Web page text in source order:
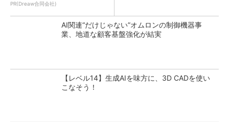
PR(Dreaw合同会社)
AI関連“だけじゃない”オムロンの制御機器事
業、地道な顧客基盤強化が結実
【レベル14】生成AIを味方に、3D CADを使い
こなそう！